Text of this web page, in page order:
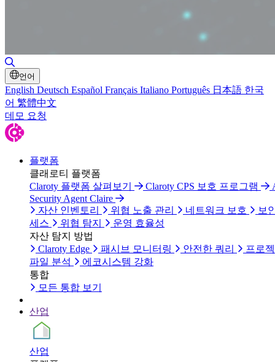
언어
English Deutsch Español Français Italiano Português 日本語 한국
어 繁體中文
데모 요청
플랫폼
클래로티 플랫폼
Claroty 플랫폼 살펴보기
Claroty CPS 보호 프로그램
Security Agent Claire
자산 인벤토리
위협 노출 관리 네트워크 보호
보
세스
위협 탐지
운영 효율성
자산 탐지 방법
Claroty Edge
패시브 모니터링 안전한 쿼리
프로
파일 분석
에코시스템 강화
통합
모든 통합 보기
산업
산업